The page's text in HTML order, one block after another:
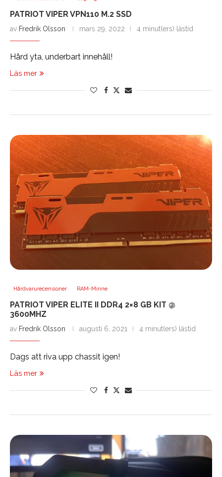
PATRIOT VIPER VPN110 M.2 SSD
av Fredrik Olsson mars 29, 2022 4 minut(ers) lästid
Hård yta, underbart innehåll!
Läs mer
Hårdvarurecensioner RAM-Minne
PATRIOT VIPER ELITE II DDR4 2×8 GB KIT @
3600MHZ
av Fredrik Olsson augusti 6, 2021 4 minut(ers) lästid
Dags att riva upp chassit igen!
Läs mer